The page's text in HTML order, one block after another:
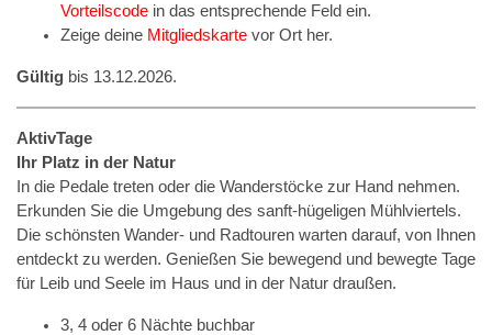
Vorteilscode in das entsprechende Feld ein.
Zeige deine Mitgliedskarte vor Ort her.
Gültig bis 13.12.2026.
AktivTage
Ihr Platz in der Natur
In die Pedale treten oder die Wanderstöcke zur Hand nehmen.
Erkunden Sie die Umgebung des sanft-hügeligen Mühlviertels.
Die schönsten Wander- und Radtouren warten darauf, von Ihnen
entdeckt zu werden. Genießen Sie bewegend und bewegte Tage
für Leib und Seele im Haus und in der Natur draußen.
3, 4 oder 6 Nächte buchbar